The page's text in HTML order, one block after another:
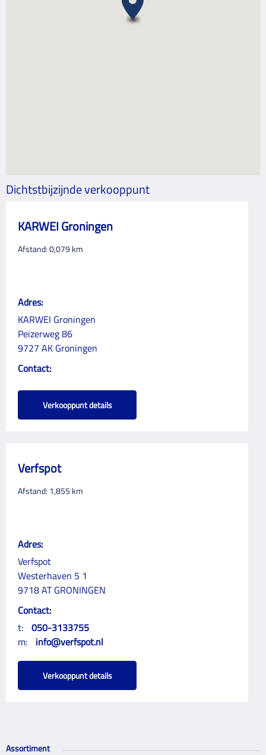
Dichtstbijzijnde verkooppunt
KARWEI Groningen
Afstand:0,079km
Adres:
KARWEI Groningen
Peizerweg 86
9727 AK Groningen
Contact:
Verkooppunt details
Verfspot
Afstand: 1,855 km
Adres:
Verfspot
Westerhaven 5 1
9718 AT GRONINGEN
Contact:
t: 050-3133755
m:
info@verfspot.nl
Verkooppunt details
Assortiment